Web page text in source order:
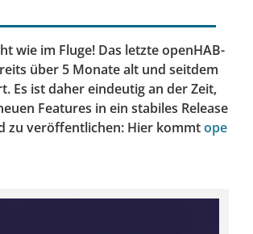
wie im Fluge! Das letzte openHAB-
über 5 Monate alt und seitdem
Es ist daher eindeutig an der Zeit,
Features in ein stabiles Release
zu veröffentlichen: Hier kommtope